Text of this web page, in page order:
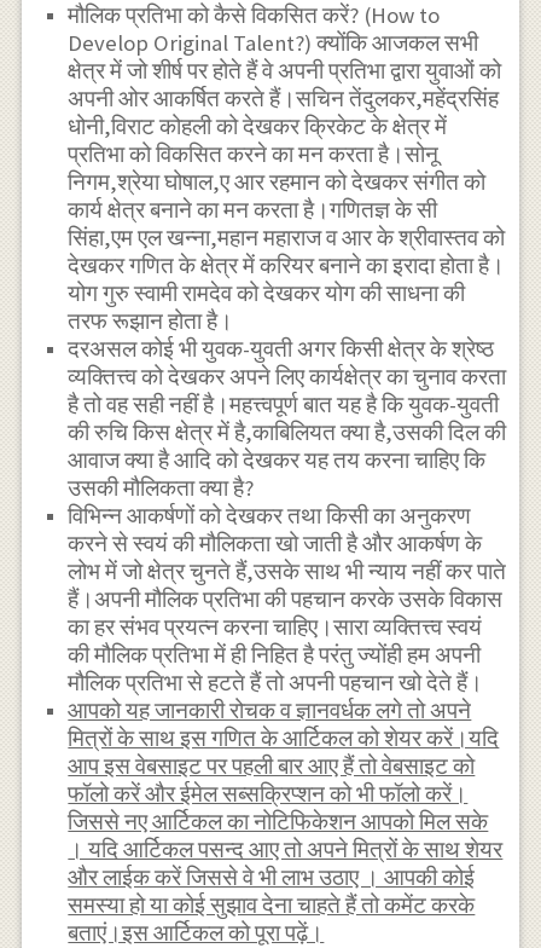
मौलिक प्रतिभा को कैसे विकसित करें? (How to
Develop Original Talent?) क्योंकि आजकल सभी
क्षेत्र में जो शीर्ष पर होते हैं वे अपनी प्रतिभा द्वारा युवाओं को
अपनी ओर आकर्षित करते हैं।सचिन तेंदुलकर,महेंद्रसिंह
धोनी,विराट कोहली को देखकर क्रिकेट के क्षेत्र में
प्रतिभा को विकसित करने का मन करता है।सोनू
निगम,श्रेया घोषाल,ए आर रहमान को देखकर संगीत को
कार्य क्षेत्र बनाने का मन करता है।गणितज्ञ के सी
सिंहा,एम एल खन्ना,महान महाराज व आर के श्रीवास्तव को
देखकर गणित के क्षेत्र में करियर बनाने का इरादा होता है।
योग गुरु स्वामी रामदेव को देखकर योग की साधना की
तरफ रूझान होता है।
दरअसल कोई भी युवक-युवती अगर किसी क्षेत्र के श्रेष्ठ
व्यक्तित्त्व को देखकर अपने लिए कार्यक्षेत्र का चुनाव करता
है तो वह सही नहीं है।महत्त्वपूर्ण बात यह है कि युवक-युवती
की रुचि किस क्षेत्र में है,काबिलियत क्या है,उसकी दिल की
आवाज क्या है आदि को देखकर यह तय करना चाहिए कि
उसकी मौलिकता क्या है?
विभिन्न आकर्षणों को देखकर तथा किसी का अनुकरण
करने से स्वयं की मौलिकता खो जाती है और आकर्षण के
लोभ में जो क्षेत्र चुनते हैं,उसके साथ भी न्याय नहीं कर पाते
हैं।अपनी मौलिक प्रतिभा की पहचान करके उसके विकास
का हर संभव प्रयत्न करना चाहिए।सारा व्यक्तित्त्व स्वयं
की मौलिक प्रतिभा में ही निहित है परंतु ज्योंही हम अपनी
मौलिक प्रतिभा से हटते हैं तो अपनी पहचान खो देते हैं।
आपको यह जानकारी रोचक व ज्ञानवर्धक लगे तो अपने
मित्रों के साथ इस गणित के आर्टिकल को शेयर करें।यदि
आप इस वेबसाइट पर पहली बार आए हैं तो वेबसाइट को
फॉलो करें और ईमेल सब्सक्रिप्शन को भी फॉलो करें।
जिससे नए आर्टिकल का नोटिफिकेशन आपको मिल सके
। यदि आर्टिकल पसन्द आए तो अपने मित्रों के साथ शेयर
और लाईक करें जिससे वे भी लाभ उठाए । आपकी कोई
समस्या हो या कोई सुझाव देना चाहते हैं तो कमेंट करके
बताएं।इस आर्टिकल को पूरा पढ़ें।